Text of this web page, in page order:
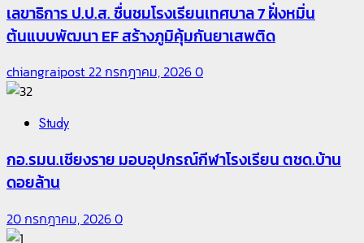
เลขาธิการ ป.ป.ส. ชื่นชมโรงเรียนเทศบาล 7 ฝั่งหมิ่น
ต้นแบบพัฒนา EF สร้างภูมิคุ้มกันยาเสพติด
chiangraipost22 กรกฎาคม, 20260
Study
กอ.รมน.เชียงราย มอบอุปกรณ์กีฬาโรงเรียน ตชด.บ้าน
ดอยล้าน
20 กรกฎาคม, 20260